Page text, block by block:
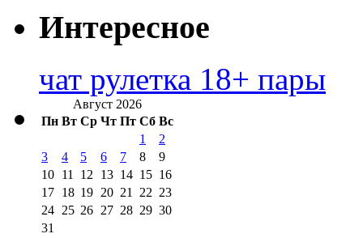
Интересное
чат рулетка 18+ пары
Август 2026
Пн Вт Ср Чт Пт Сб Вс
1
2
3
4 5 6 7 8
9
10 11 12 13 14 15 16
17 18 19 20 21 22 23
24 25 26 27 28 29 30
31